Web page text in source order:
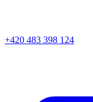
+420 483 398 124